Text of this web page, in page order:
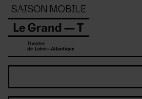
Panneau de gestion des cookies